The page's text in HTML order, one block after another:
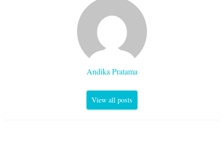
Andika Pratama
View all posts